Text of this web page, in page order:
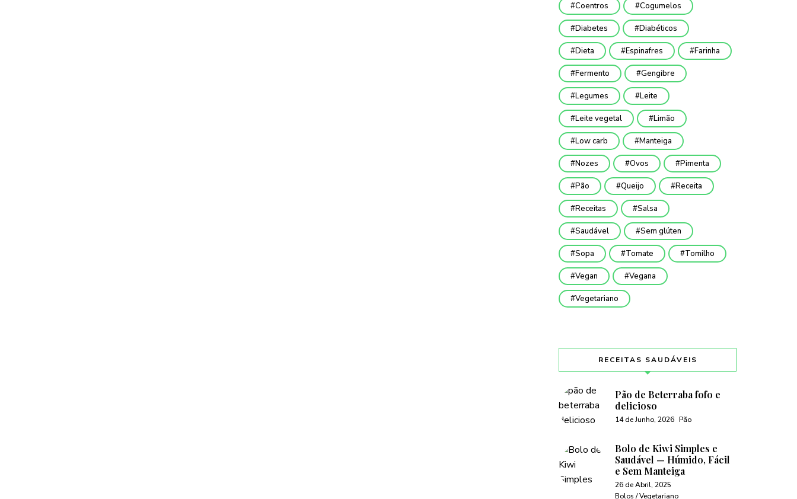
Coentros Cogumelos
Diabetes Diabéticos
Dieta Espinafres Farinha
Fermento Gengibre
Legumes Leite
Leite vegetal Limão
Low carb Manteiga
Nozes Ovos Pimenta
Pão Queijo Receita
Receitas Salsa
Saudável Sem glúten
Sopa Tomate Tomilho
Vegan Vegana
Vegetariano
RECEITAS SAUDÁVEIS
Pão de Beterraba fofo e
delicioso
14 de Junho, 2026 Pão
Bolo de Kiwi Simples e
Saudável — Húmido, Fácil
e Sem Manteiga
26 de Abril, 2025
Bolos / Vegetariano